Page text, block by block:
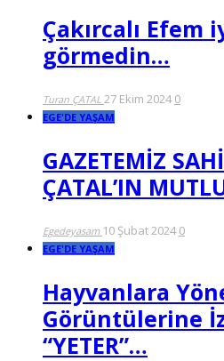
Çakırcalı
görmedin…
Turan ÇATAL 27 Ekim 2024 0
EGE'DE YAŞAM
GAZETEMİZ
ÇATAL’IN
Egedeyasam 10 Şubat 2024 0
EGE'DE YAŞAM
Hayvanlara
Görüntülerine
“YETER”…